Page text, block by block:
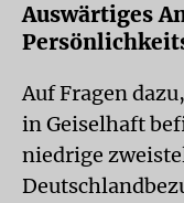
Auswärtiges
Auf Fragen
in Geiselhaft
niedrige